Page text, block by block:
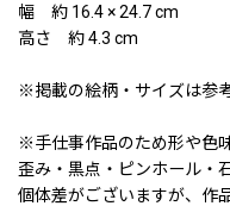
幅 約 16.4 × 24.7
高さ 約 4.3 cm
※掲載の絵柄・サイズは参
※手仕事作品のため形や色
歪み・黒点・ピンホール・
個体差がございますが、作